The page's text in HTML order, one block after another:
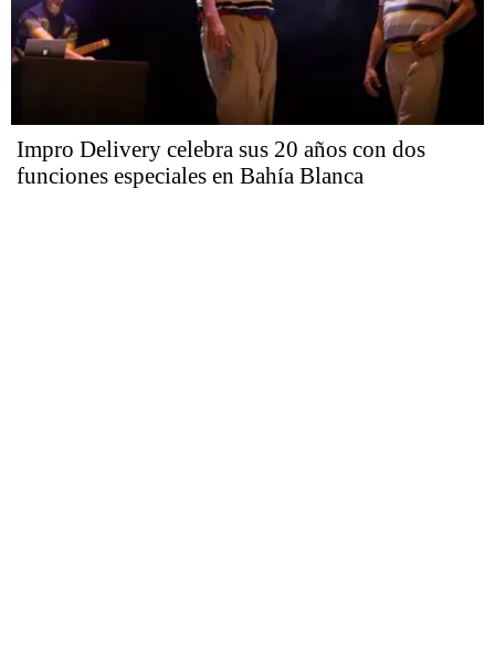
Impro Delivery celebra sus 20 años con dos
funciones especiales en Bahía Blanca